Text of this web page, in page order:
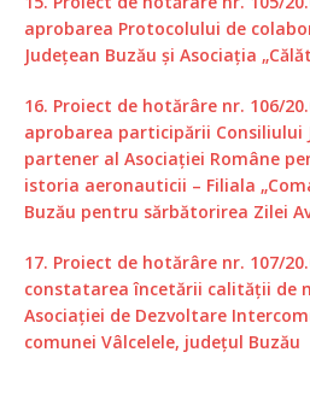
aprobarea Protocolului de
Județean Buzău și Asociația
16. Proiect de hotărâre nr. 106/
aprobarea participării Consiliului
partener al Asociației Române
istoria aeronauticii – Filiala
Buzău pentru sărbătorirea Zilei
17. Proiect de hotărâre nr. 107/
constatarea încetării calității de
Asociației de Dezvoltare
comunei Vâlcelele, județul Buzău